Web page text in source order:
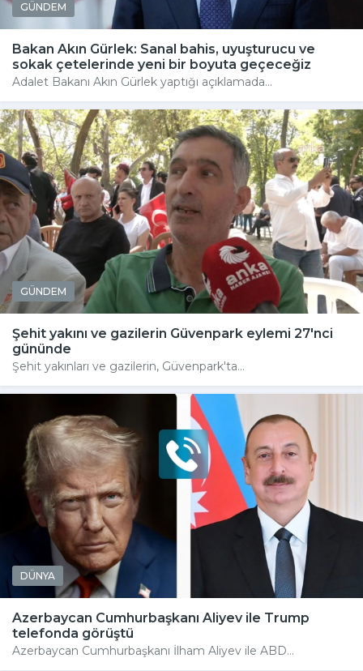
GÜNDEM
Bakan Akın Gürlek: Sanal bahis, uyuşturucu ve
sokak çetelerinde yeni bir boyuta geçeceğiz
Adalet Bakanı Akın Gürlek yaptığı açıklamada...
GÜNDEM
Şehit yakını ve gazilerin Güvenpark eylemi 27'nci
gününde
Şehit yakınları ve gazilerin, Güvenpark'ta...
DÜNYA
Azerbaycan Cumhurbaşkanı Aliyev ile Trump
telefonda görüştü
Azerbaycan Cumhurbaşkanı İlham Aliyev ile ABD...